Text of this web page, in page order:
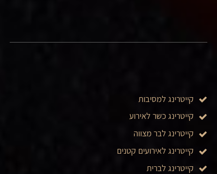
קייטרינג למסיבות
קייטרינג כשר לאירוע
קייטרינג לבר מצווה
קייטרינג לאירועים קטנים
קייטרינג לברית